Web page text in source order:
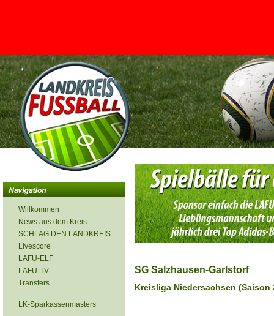
<
Willkommen
News aus dem Kreis
SCHLAG DEN LANDKREIS
Livescore
LAFU-ELF
LAFU-TV
Transfers
LK-Sparkassenmasters
SG Salzhausen-Garlstorf
Kreisliga Niedersachsen (Saison